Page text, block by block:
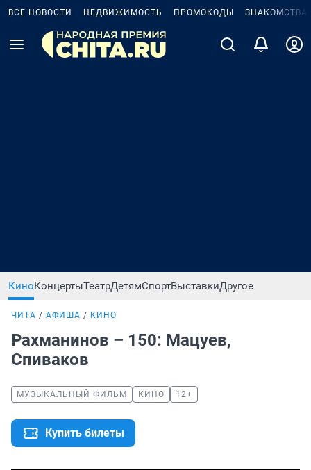
ВСЕ НОВОСТИ НЕДВИЖИМОСТЬ ПРОМОКОДЫ ЗНАКОМСТВА
КиноКонцертыТеатрДетямСпортВыставкиДругое
ЧИТА АФИША КИНО
Рахманинов – 150: Мацуев,
Спиваков
МУЗЫКАЛЬНЫЙ ФИЛЬМ КИНО 12+
Купить билеты